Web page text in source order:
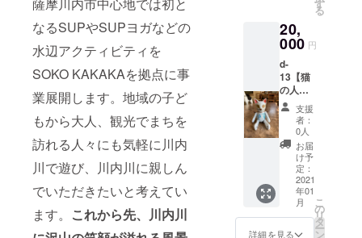
なるSUPやSUPヨガなどの
水辺アクティビティを
SOKO KAKAKAを拠点に事
業展開します。地域の子ど
もから大人、観光でまちを
訪れる人々にも気軽に川内
川で遊び、川内川に親しん
でいただきたいと考えてい
ます。 これから先、川内川
しま
す。
ただき
ます。
※郵送の
場合は
出品者
からの
お届け
となり
ます。
く金属
作品を
製作
中。 空
に浮か
ぶ雲の
ように
ふんわ
りとし
た作品
を作り
出す彼
のもと
には、
結婚の
udio-
cloud.n
Instagr
am
https://
www.in
stagra
m.com/
kumogr
am201
の南に
ある小
さな工
の名の
通り、
ドリッ
パーを
カップ
の上に
載せて
ドリッ
プする
には小
枝を
拾って
支えて
あげる
アウト
ドア仕
様。他
トはア
クリル
ラッ
カーで
塗装し
ており
ます。
関節を
ゴムで
繋いで
自由に
動かせ
るよう
になっ
ていま
す。 サ
イズ
す
る
20,
000 円
d-
13【猫
の人形
（大）
】 薩摩
川内市
木工作
家さん
から桐
材でで
きた猫
の人形
を出品
いただ
支援
者：
0人
お届
け予
定：
2021
年01
月
詳細を見る
こ
の
リ
タ
ー
ン